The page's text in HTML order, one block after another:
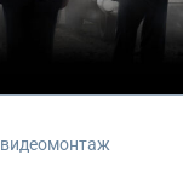
видеомонтаж